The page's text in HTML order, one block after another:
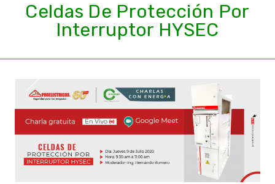
Celdas De Protección Por
Interruptor HYSEC